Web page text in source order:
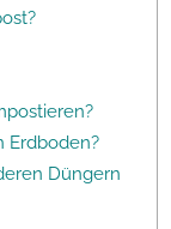
Erdboden?
Düngern